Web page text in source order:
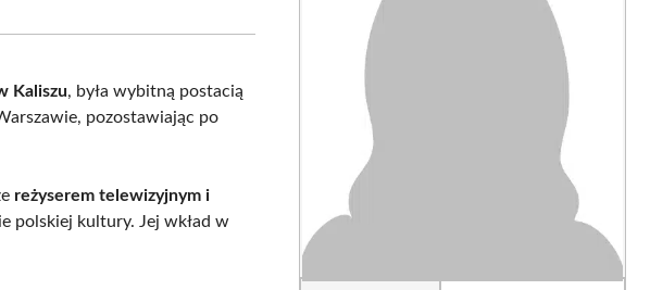
(Twitter)
Kaliszu, była wybitną postacią
pozostawiając po
reżyserem telewizyjnym i
polskiej kultury. Jej wkład w